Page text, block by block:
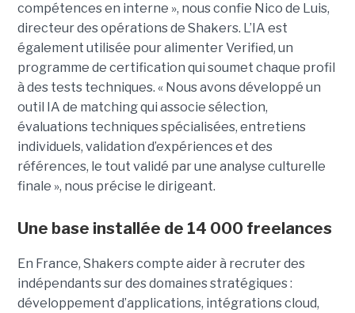
compétences en interne », nous confie Nico de Luis,
directeur des opérations de Shakers. L’IA est
également utilisée pour alimenter Verified, un
programme de certification qui soumet chaque profil
à des tests techniques. « Nous avons développé un
outil IA de matching qui associe sélection,
évaluations techniques spécialisées, entretiens
individuels, validation d’expériences et des
références, le tout validé par une analyse culturelle
finale », nous précise le dirigeant.
Une base installée de 14 000 freelances
En France, Shakers compte aider à recruter des
indépendants sur des domaines stratégiques :
développement d’applications, intégrations cloud,